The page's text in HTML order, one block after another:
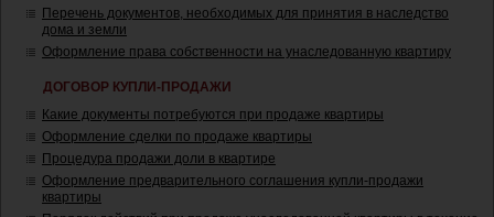
Перечень документов, необходимых для принятия в наследство
дома и земли
Оформление права собственности на унаследованную квартиру
ДОГОВОР КУПЛИ-ПРОДАЖИ
Какие документы потребуются при продаже квартиры
Оформление сделки по продаже квартиры
Процедура продажи доли в квартире
Оформление предварительного соглашения купли-продажи
квартиры